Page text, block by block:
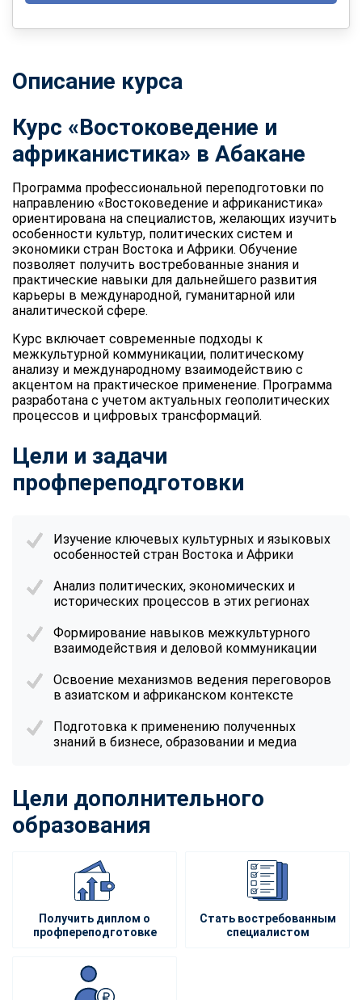
Описание курса
Курс «Востоковедение и
африканистика» в Абакане
Программа профессиональной переподготовки по
направлению «Востоковедение и африканистика»
ориентирована на специалистов, желающих изучить
особенности культур, политических систем и
экономики стран Востока и Африки. Обучение
позволяет получить востребованные знания и
практические навыки для дальнейшего развития
карьеры в международной, гуманитарной или
аналитической сфере.
Курс включает современные подходы к
межкультурной коммуникации, политическому
анализу и международному взаимодействию с
акцентом на практическое применение. Программа
разработана с учетом актуальных геополитических
процессов и цифровых трансформаций.
Цели и задачи
профпереподготовки
Изучение ключевых культурных и языковых
особенностей стран Востока и Африки
Анализ политических, экономических и
исторических процессов в этих регионах
Формирование навыков межкультурного
взаимодействия и деловой коммуникации
Освоение механизмов ведения переговоров
в азиатском и африканском контексте
Подготовка к применению полученных
знаний в бизнесе, образовании и медиа
Цели дополнительного
образования
Получить диплом о
профпереподготовке
Стать востребованным
специалистом